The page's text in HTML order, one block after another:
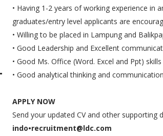
• Having 1-2 years of working experience in
graduates/entry level applicants are
• Willing to be placed in Lampung and
• Good Leadership and Excellent
• Good Ms. Office (Word. Excel and Ppt) skills
• Good analytical thinking and
APPLY NOW
Send your updated CV and other supporting
indo•recruitment@ldc.com